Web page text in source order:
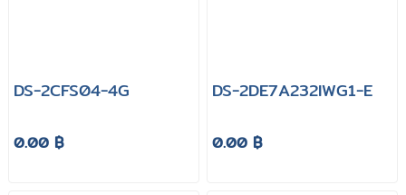
DS-2CFS04-4G
0.00 ฿
DS-2DE7A232IWG1-E
0.00 ฿